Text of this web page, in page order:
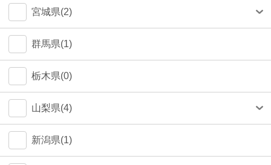
世田谷区(6)
台東区(5)
宮城県(2)
仙台市(2)
群馬県(1)
栃木県(0)
山梨県(4)
甲府市(4)
新潟県(1)